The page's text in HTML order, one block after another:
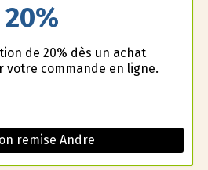
20%
de 20% dès un achat
votre commande en ligne.
remise Andre